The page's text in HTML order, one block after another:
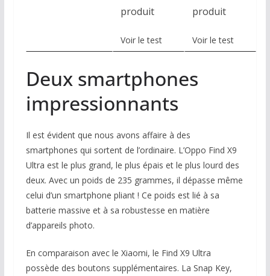
produit
Voir le test
produit
Voir le test
Deux smartphones
impressionnants
Il est évident que nous avons affaire à des
smartphones qui sortent de l’ordinaire. L’Oppo Find X9
Ultra est le plus grand, le plus épais et le plus lourd des
deux. Avec un poids de 235 grammes, il dépasse même
celui d’un smartphone pliant ! Ce poids est lié à sa
batterie massive et à sa robustesse en matière
d’appareils photo.
En comparaison avec le Xiaomi, le Find X9 Ultra
possède des boutons supplémentaires. La Snap Key,